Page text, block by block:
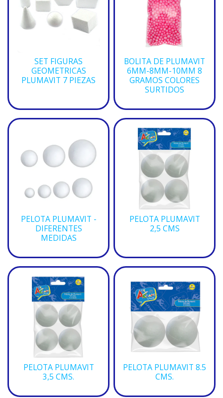
SET FIGURAS
GEOMETRICAS
PLUMAVIT 7 PIEZAS
BOLITA DE PLUMAVIT
6MM-8MM-10MM 8
GRAMOS COLORES
SURTIDOS
PELOTA PLUMAVIT -
DIFERENTES
MEDIDAS
PELOTA PLUMAVIT
2,5 CMS
PELOTA PLUMAVIT
3,5 CMS.
PELOTA PLUMAVIT 8.5
CMS.